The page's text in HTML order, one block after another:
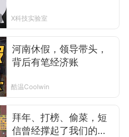
X科技实验室
河南休假，领导带头，
背后有笔经济账
酷温Coolwin
拜年、打榜、偷菜，短
信曾经撑起了我们的前